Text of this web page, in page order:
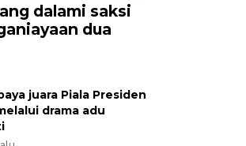
dalami saksi
dua
juara Piala Presiden
drama adu